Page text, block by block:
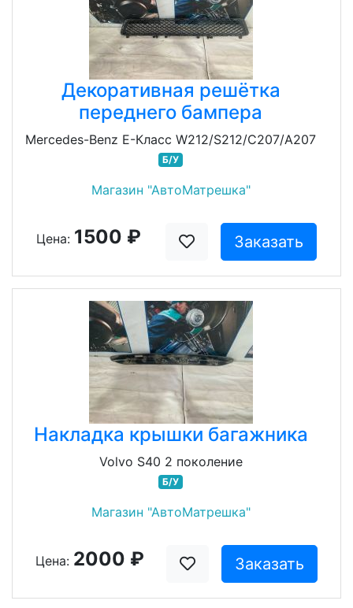
Декоративная решётка
переднего бампера
Mercedes-Benz E-Класс W212/S212/C207/A207
Б/У
Магазин "АвтоМатрешка"
Цена: 1500 ₽ Заказать
Накладка крышки багажника
Volvo S40 2 поколение
Б/У
Магазин "АвтоМатрешка"
Цена: 2000 ₽ Заказать